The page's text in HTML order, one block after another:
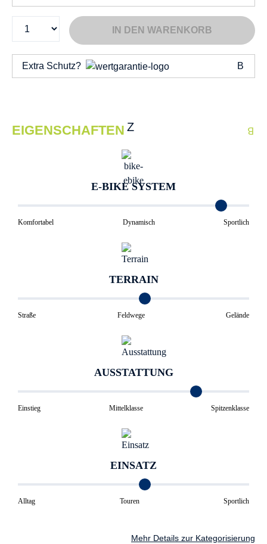
IN DEN WARENKORB
Extra Schutz?
EIGENSCHAFTEN
E-BIKE SYSTEM
Komfortabel Dynamisch Sportlich
TERRAIN
Straße Feldwege Gelände
AUSSTATTUNG
Einstieg Mittelklasse Spitzenklasse
EINSATZ
Alltag Touren Sportlich
Mehr Details zur Kategorisierung